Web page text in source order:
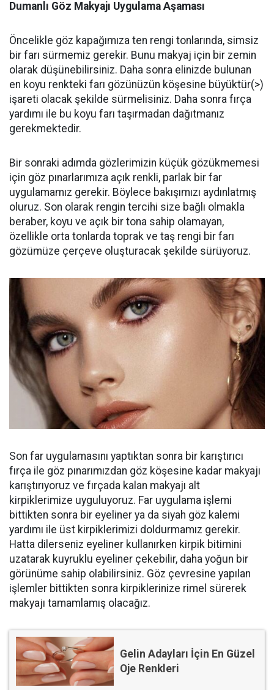
Dumanlı Göz Makyajı Uygulama Aşaması
Öncelikle göz kapağımıza ten rengi tonlarında, simsiz
bir farı sürmemiz gerekir. Bunu makyaj için bir zemin
olarak düşünebilirsiniz. Daha sonra elinizde bulunan
en koyu renkteki farı gözünüzün köşesine büyüktür(>)
işareti olacak şekilde sürmelisiniz. Daha sonra fırça
yardımı ile bu koyu farı taşırmadan dağıtmanız
gerekmektedir.
Bir sonraki adımda gözlerimizin küçük gözükmemesi
için göz pınarlarımıza açık renkli, parlak bir far
uygulamamız gerekir. Böylece bakışımızı aydınlatmış
oluruz. Son olarak rengin tercihi size bağlı olmakla
beraber, koyu ve açık bir tona sahip olamayan,
özellikle orta tonlarda toprak ve taş rengi bir farı
gözümüze çerçeve oluşturacak şekilde sürüyoruz.
Son far uygulamasını yaptıktan sonra bir karıştırıcı
fırça ile göz pınarımızdan göz köşesine kadar makyajı
karıştırıyoruz ve fırçada kalan makyajı alt
kirpiklerimize uyguluyoruz. Far uygulama işlemi
bittikten sonra bir eyeliner ya da siyah göz kalemi
yardımı ile üst kirpiklerimizi doldurmamız gerekir.
Hatta dilerseniz eyeliner kullanırken kirpik bitimini
uzatarak kuyruklu eyeliner çekebilir, daha yoğun bir
görünüme sahip olabilirsiniz. Göz çevresine yapılan
işlemler bittikten sonra kirpiklerinize rimel sürerek
makyajı tamamlamış olacağız.
Gelin Adayları İçin En Güzel
Oje Renkleri